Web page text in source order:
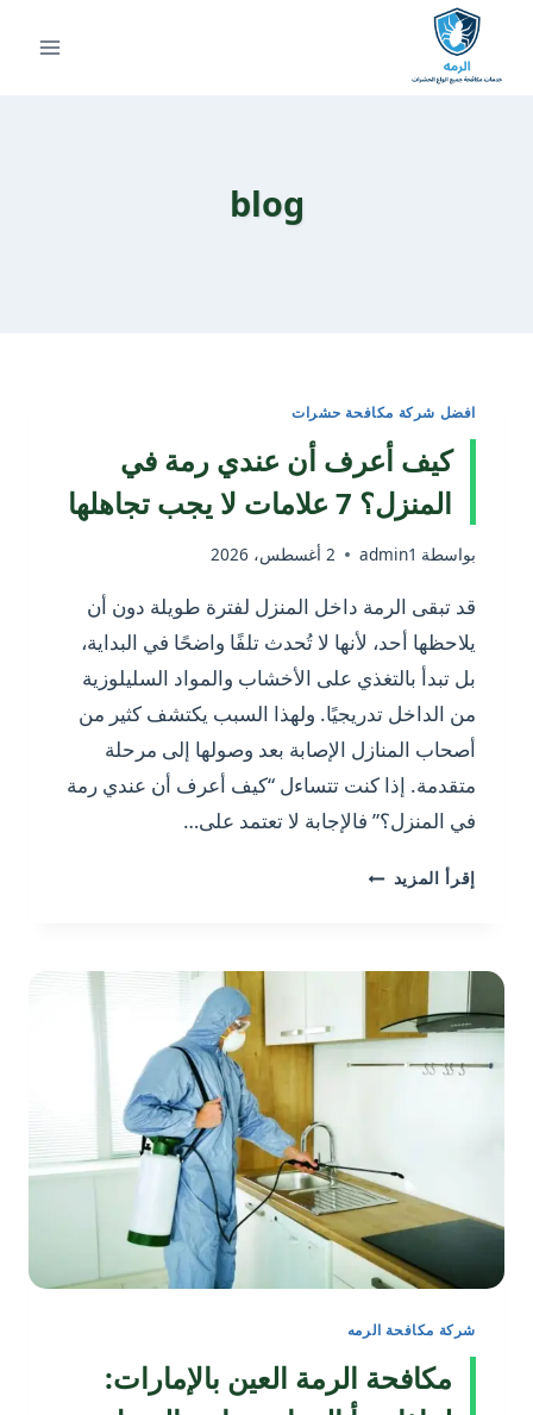
التجاوز
المحتوى
blog
افضل شركة مكافحة حشرات
كيف أعرف أن عندي رمة في
المنزل؟ 7 علامات لا يجب تجاهلها
بواسطة admin1 2 أغسطس، 2026
قد تبقى الرمة داخل المنزل لفترة طويلة دون أن
يلاحظها أحد، لأنها لا تُحدث تلفًا واضحًا في البداية،
بل تبدأ بالتغذي على الأخشاب والمواد السليلوزية
من الداخل تدريجيًا. ولهذا السبب يكتشف كثير من
أصحاب المنازل الإصابة بعد وصولها إلى مرحلة
متقدمة. إذا كنت تتساءل “كيف أعرف أن عندي رمة
في المنزل؟” فالإجابة لا تعتمد على…
إقرأ المزيد كيف
المنزل؟
7
تجاهلها
شركة مكافحة الرمه
مكافحة الرمة العين بالإمارات: